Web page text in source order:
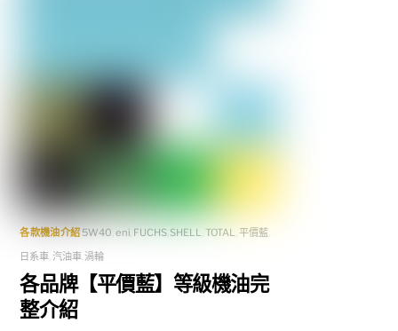
各款機油介紹 5W40 eni FUCHS, SHELL TOTAL 平價藍,
日系車 汽油車,渦輪
各品牌【平價藍】等級機油完
整介紹